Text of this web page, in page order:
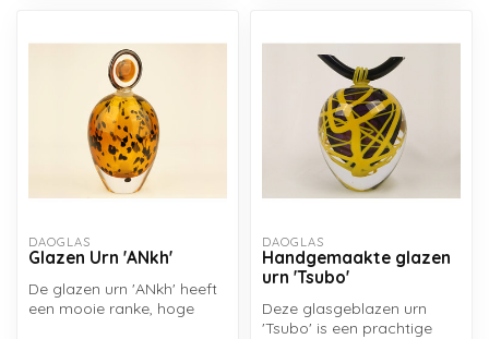
DAOGLAS
Glazen Urn 'ANkh'
De glazen urn 'ANkh' heeft
een mooie ranke, hoge
DAOGLAS
Handgemaakte glazen
urn 'Tsubo'
Deze glasgeblazen urn
'Tsubo' is een prachtige